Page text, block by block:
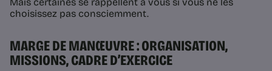
choisissez pas consciemment.
MARGE DE MANŒUVRE : ORGANISATION,
MISSIONS, CADRE D’EXERCICE